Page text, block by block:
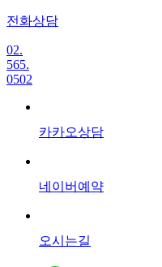
전화상담
02.
565.
0502
카카오상담
네이버예약
오시는길